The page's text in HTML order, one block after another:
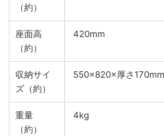
（約）
座面高
（約）
420mm
収納サイ
ズ（約）
550×820×厚さ170mm
重量
（約）
4kg